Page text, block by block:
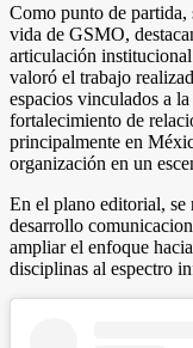
Como punto de partida,
vida de GSMO,
articulación
valoró el trabajo
espacios vinculados a
fortalecimiento de
principalmente en
organización en un
En el plano editorial,
desarrollo
ampliar el enfoque
disciplinas al espectro